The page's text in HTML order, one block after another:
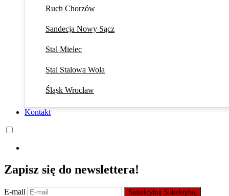
Ruch Chorzów
Sandecja Nowy Sącz
Stal Mielec
Stal Stalowa Wola
Śląsk Wrocław
Kontakt
Zapisz się do newslettera!
E-mail Subskrybuj Subskrybuj